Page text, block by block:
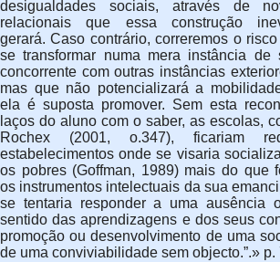
desigualdades sociais, através de
relacionais que essa construção
gerará. Caso contrário, correremos o
se transformar numa mera instância de
concorrente com outras instâncias
mas que não potencializará a
ela é suposta promover. Sem esta
laços do aluno com o saber, as escolas,
Rochex (2001, o.347), ficariam
estabelecimentos onde se visaria
os pobres (Goffman, 1989) mais do que
os instrumentos intelectuais da sua
se tentaria responder a uma ausência
sentido das aprendizagens e dos seus
promoção ou desenvolvimento de uma
de uma conviviabilidade sem objecto.”.» p.